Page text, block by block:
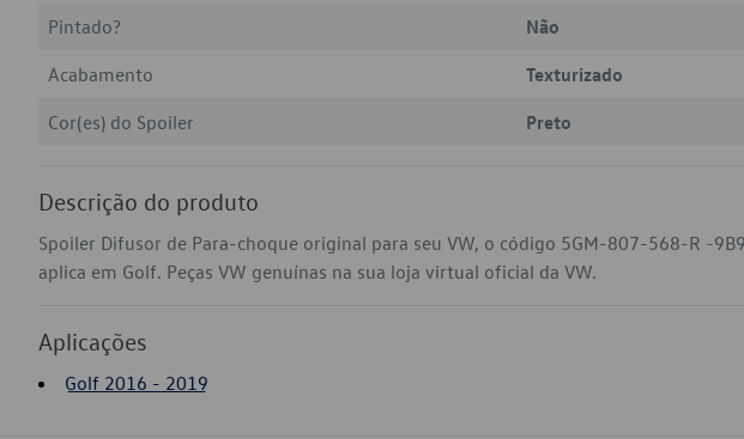
Pintado?
Não
Acabamento
Texturizado
Cor(es) do Spoiler
Preto
Descrição do produto
Spoiler Difusor de Para-choque original para seu VW, o código 5GM-807-568-R -9B9
aplica em Golf. Peças VW genuínas na sua loja virtual oficial da VW.
Aplicações
Golf 2016 - 2019